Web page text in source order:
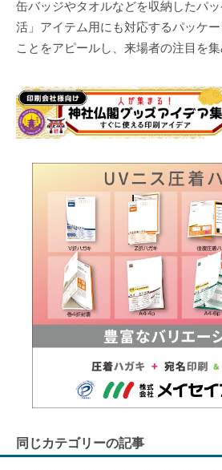
缶バッジやタオルなどを収納したパ
活」アイテム用にも対応するパッケ
ことをアピールし、来場者の注目を集
同じカテゴリーの記事